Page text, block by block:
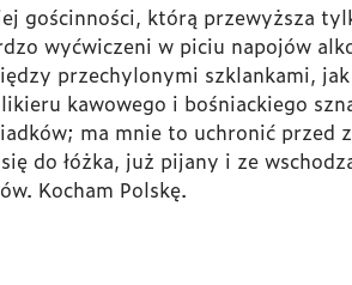
gościnności, którą przewyższa
wyćwiczeni w piciu napojów
przechylonymi szklankami,
kawowego i bośniackiego
ma mnie to uchronić przed
do łóżka, już pijany i ze
Kocham Polskę.